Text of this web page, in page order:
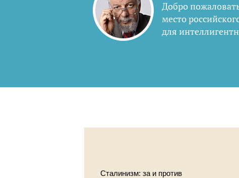
Добро
место
для
Сталинизм: за и против